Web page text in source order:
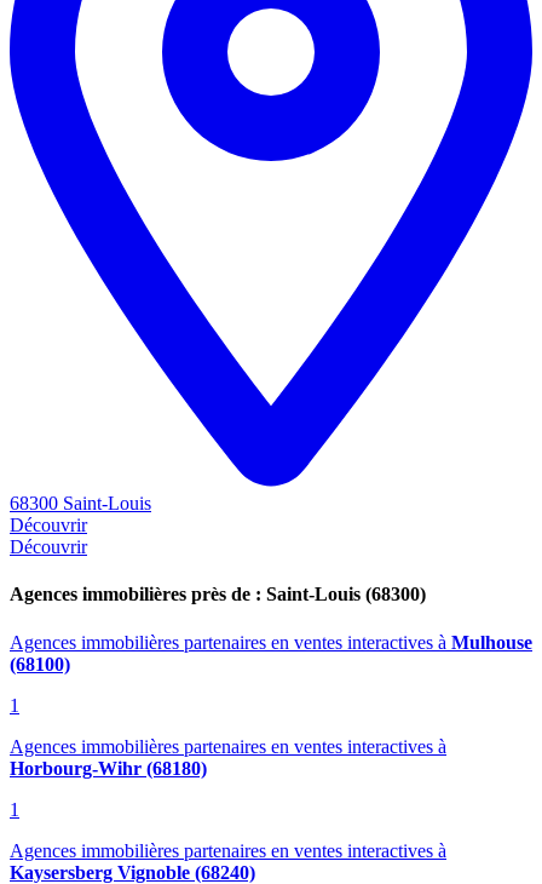
68300 Saint-Louis
Découvrir
Découvrir
Agences immobilières près de : Saint-Louis (68300)
Agences immobilières partenaires en ventes interactives à Mulhouse
(68100)
1
Agences immobilières partenaires en ventes interactives à
Horbourg-Wihr (68180)
1
Agences immobilières partenaires en ventes interactives à
Kaysersberg Vignoble (68240)